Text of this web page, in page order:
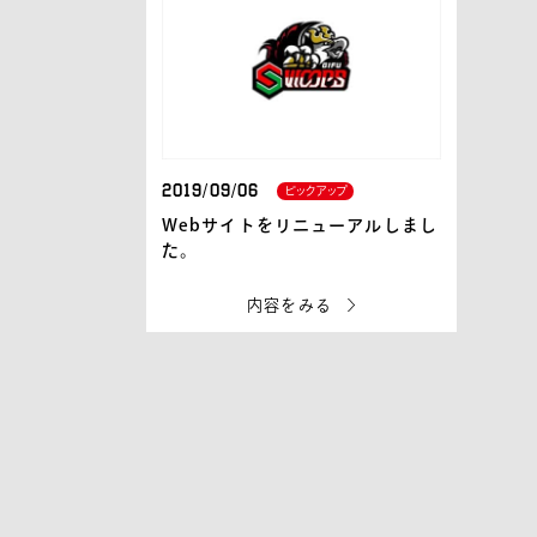
2019/09/06 ピックアップ
Webサイトをリニューアルしまし
た。
内容をみる